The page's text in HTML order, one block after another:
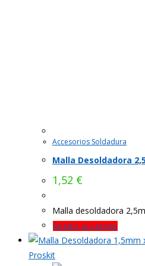
Accesorios Soldadura
Malla Desoldadora
1,52 €
Malla desoldadora
Añadir al carrito
Proskit